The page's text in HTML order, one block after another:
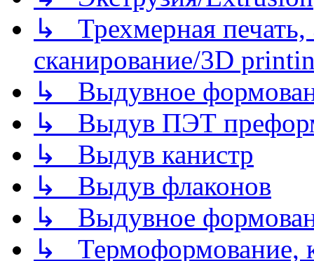
↳ Трехмерная
сканирование/3D
↳ Выдувное
↳ Выдув ПЭТ
↳ Выдув канистр
↳ Выдув флаконов
↳ Выдувное
↳ Термоформование,